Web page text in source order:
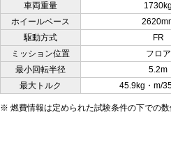
車両重量 1730kg
ホイールベース
駆動方式
FR
ミッション位置
フロア
最小回転半径
5.2m
最大トルク
45.9kg・m/
※ 燃費情報は定められた試験条件の下での